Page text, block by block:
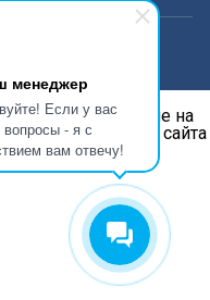
менеджер
Если у вас
вопросы - я с
вам отвечу!
2014-2026, Астана
вы даёте согласие на
сайта
сполитикой